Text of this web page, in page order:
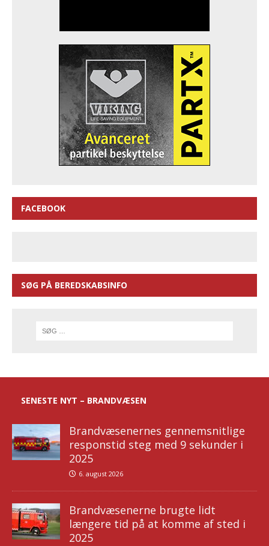
FACEBOOK
SØG PÅ BEREDSKABSINFO
SENESTE NYT – BRANDVÆSEN
Brandvæsenernes gennemsnitlige
responstid steg med 9 sekunder i
2025
6. august 2026
Brandvæsenerne brugte lidt
længere tid på at komme af sted i
2025